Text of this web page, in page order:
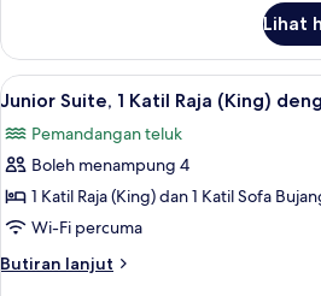
View
(2
Queens)
Suite,
Berbilang
Katil,
View
(2
Lihat
Lihat
semua
foto
untuk
Junior
Suite,
1
Katil
1
Junior Suite, 1 Katil Raja (King)
Pemandangan teluk
Boleh menampung 4
1 Katil Raja (King) dan 1 Katil Sofa
Wi-Fi percuma
Butiran lanjut
Butiran